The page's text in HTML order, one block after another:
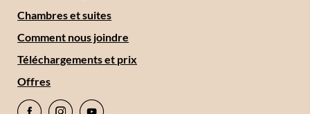
Chambres et suites
Comment nous joindre
Téléchargements et prix
Offres